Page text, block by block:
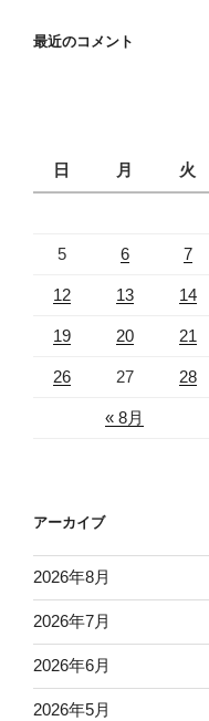
最近のコメント
日
月 火
« 8月
5 6 7
12 13 14
19 20 21
26 27 28
アーカイブ
2026年8月
2026年7月
2026年6月
2026年5月